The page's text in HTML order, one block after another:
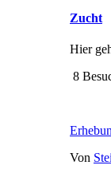
Zucht
Hier
8
Von